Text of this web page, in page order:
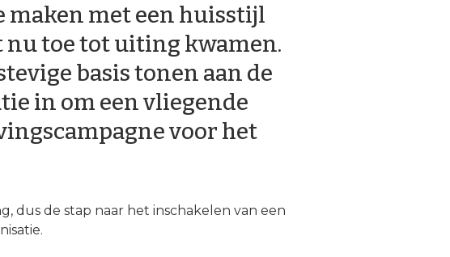
maken met een huisstijl
nu toe tot uiting kwamen.
basis tonen aan de
in om een vliegende
voor het
dus de stap naar het inschakelen van een